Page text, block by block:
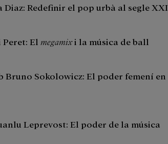
Diaz: Redefinir el pop urbà al segle XXI
Peret: El megamixi la música de ball
Bruno Sokolowicz: El poder femení en
Leprevost: El poder de la música